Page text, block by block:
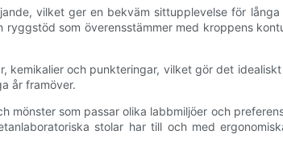
vilket ger en bekväm sittupplevelse för
som överensstämmer med kroppens
och punkteringar, vilket gör det
år framöver.
som passar olika labbmiljöer och
stolar har till och med